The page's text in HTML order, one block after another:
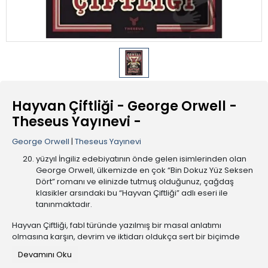
Hayvan Çiftliği - George Orwell -
Theseus Yayınevi -
George Orwell | Theseus Yayınevi
yüzyıl İngiliz edebiyatının önde gelen isimlerinden olan
George Orwell, ülkemizde en çok “Bin Dokuz Yüz Seksen
Dört” romanı ve elinizde tutmuş olduğunuz, çağdaş
klasikler arsındaki bu “Hayvan Çiftliği” adlı eseri ile
tanınmaktadır.
Hayvan Çiftliği, fabl türünde yazılmış bir masal anlatımı
olmasına karşın, devrim ve iktidarı oldukça sert bir biçimde
Devamını Oku